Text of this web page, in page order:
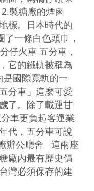
製糖廠的煙囪
標。日本時代的
了一條白色頭巾，
仔火車 五分車，
它的鐵軌被稱為
國際寬軌的一
分車」這麼可愛
了。除了載運甘
車更負起客運業
代，五分車可說
辦公廳舍   這兩座
廠內最有歷史價
灣必須保存的建